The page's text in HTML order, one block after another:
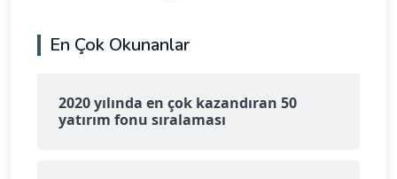
En Çok Okunanlar
2020 yılında en çok kazandıran 50
yatırım fonu sıralaması